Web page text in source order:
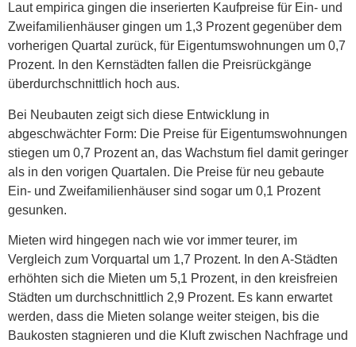
Laut empirica gingen die inserierten Kaufpreise für Ein- und
Zweifamilienhäuser gingen um 1,3 Prozent gegenüber dem
vorherigen Quartal zurück, für Eigentumswohnungen um 0,7
Prozent. In den Kernstädten fallen die Preisrückgänge
überdurchschnittlich hoch aus.
Bei Neubauten zeigt sich diese Entwicklung in
abgeschwächter Form: Die Preise für Eigentumswohnungen
stiegen um 0,7 Prozent an, das Wachstum fiel damit geringer
als in den vorigen Quartalen. Die Preise für neu gebaute
Ein- und Zweifamilienhäuser sind sogar um 0,1 Prozent
gesunken.
Mieten wird hingegen nach wie vor immer teurer, im
Vergleich zum Vorquartal um 1,7 Prozent. In den A-Städten
erhöhten sich die Mieten um 5,1 Prozent, in den kreisfreien
Städten um durchschnittlich 2,9 Prozent. Es kann erwartet
werden, dass die Mieten solange weiter steigen, bis die
Baukosten stagnieren und die Kluft zwischen Nachfrage und